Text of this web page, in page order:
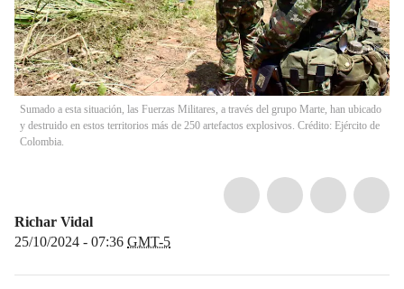
Sumado a esta situación, las Fuerzas Militares, a través del grupo Marte, han ubicado
y destruido en estos territorios más de 250 artefactos explosivos. Crédito: Ejército de
Colombia.
Richar Vidal
25/10/2024 - 07:36 GMT-5